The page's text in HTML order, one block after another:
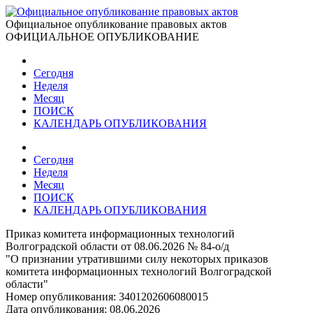
Официальное опубликование правовых актов
ОФИЦИАЛЬНОЕ ОПУБЛИКОВАНИЕ
Сегодня
Неделя
Месяц
ПОИСК
КАЛЕНДАРЬ ОПУБЛИКОВАНИЯ
Сегодня
Неделя
Месяц
ПОИСК
КАЛЕНДАРЬ ОПУБЛИКОВАНИЯ
Приказ комитета информационных технологий
Волгоградской области от 08.06.2026 № 84-о/д
"О признании утратившими силу некоторых приказов
комитета информационных технологий Волгоградской
области"
Номер опубликования: 3401202606080015
Дата опубликования: 08.06.2026